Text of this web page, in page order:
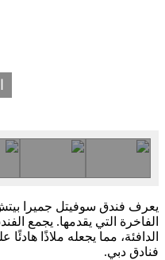
يعرف فندق سوفيتل جميرا بيتش
الفاخرة التي يقدمها. يجمع
الدافئة، مما يجعله ملاذًا
فنادق دبي.